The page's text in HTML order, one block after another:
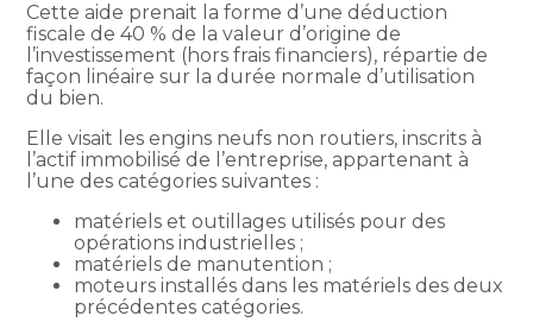
Cette aide prenait la forme d’une déduction
fiscale de 40 % de la valeur d’origine de
l’investissement (hors frais financiers), répartie de
façon linéaire sur la durée normale d’utilisation
du bien.
Elle visait les engins neufs non routiers, inscrits à
l’actif immobilisé de l’entreprise, appartenant à
l’une des catégories suivantes :
matériels et outillages utilisés pour des
opérations industrielles ;
matériels de manutention ;
moteurs installés dans les matériels des deux
précédentes catégories.